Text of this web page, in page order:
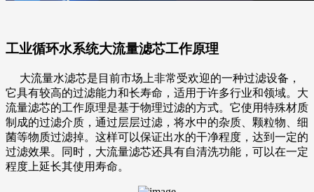
工业循环水系统大流量滤芯工作原理
大流量水滤芯是目前市场上非常受欢迎的一种过滤设备，
它具有较高的过滤能力和长寿命，适用于许多行业和领域。大
流量滤芯的工作原理是基于物理过滤的方式。它使用特殊材质
制成的过滤介质，通过层层过滤，将水中的杂质、颗粒物、细
菌等物质过滤掉。这样可以保证出水的干净程度，达到一定的
过滤效果。同时，大流量滤芯还具有自清洗功能，可以在一定
程度上延长其使用寿命。